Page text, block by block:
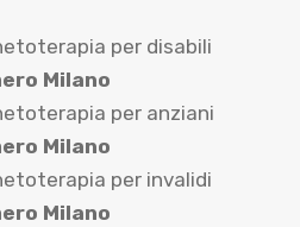
per disabili
Milano
per anziani
Milano
per invalidi
Milano